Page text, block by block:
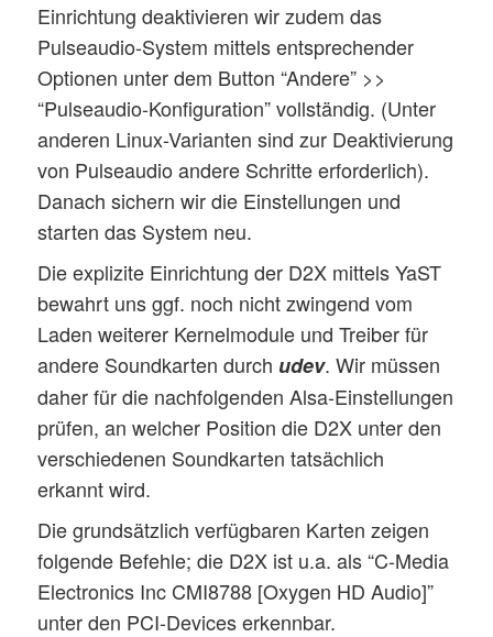
Einrichtung deaktivieren wir zudem das
Pulseaudio-System mittels entsprechender
Optionen unter dem Button “Andere” >>
“Pulseaudio-Konfiguration” vollständig. (Unter
anderen Linux-Varianten sind zur Deaktivierung
von Pulseaudio andere Schritte erforderlich).
Danach sichern wir die Einstellungen und
starten das System neu.
Die explizite Einrichtung der D2X mittels YaST
bewahrt uns ggf. noch nicht zwingend vom
Laden weiterer Kernelmodule und Treiber für
andere Soundkarten durch udev. Wir müssen
daher für die nachfolgenden Alsa-Einstellungen
prüfen, an welcher Position die D2X unter den
verschiedenen Soundkarten tatsächlich
erkannt wird.
Die grundsätzlich verfügbaren Karten zeigen
folgende Befehle; die D2X ist u.a. als “C-Media
Electronics Inc CMI8788 [Oxygen HD Audio]”
unter den PCI-Devices erkennbar.